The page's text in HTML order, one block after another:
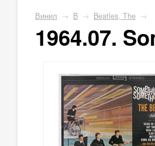
Винил → B → Beatles, The →
1964.07.